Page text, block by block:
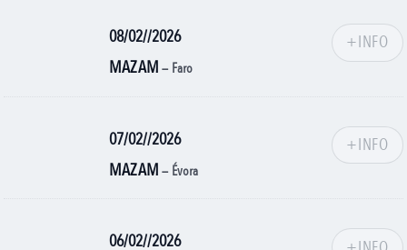
08/02//2026
MAZAM — Faro
+INFO
07/02//2026
MAZAM — Évora
+INFO
06/02//2026